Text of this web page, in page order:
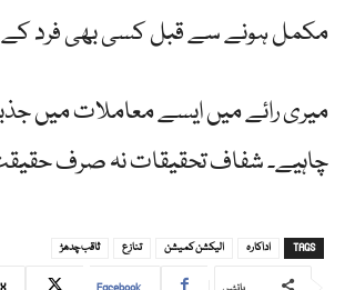
مکمل ہونے سے قبل کسی بھی فرد کے
میری رائے میں ایسے معاملات میں
چاہیے۔ شفاف تحقیقات نہ صرف
TAGS اداکارہ الیکشن کمیشن تنازع ثاقب چدھڑ